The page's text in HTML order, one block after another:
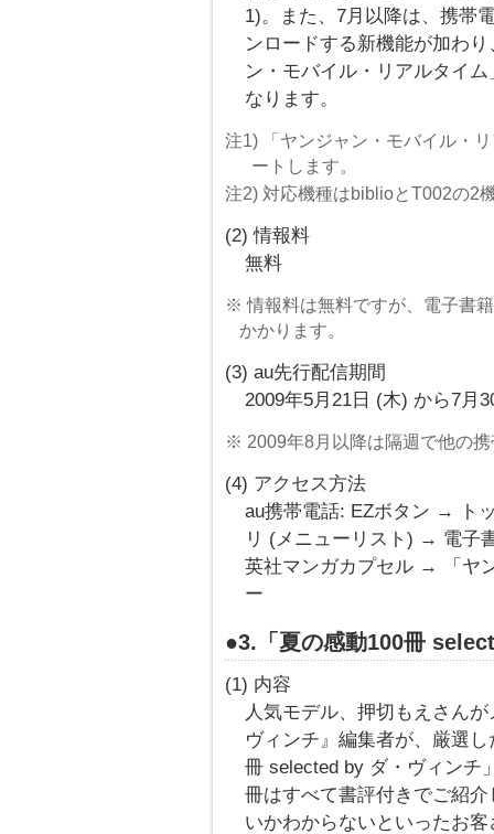
1)。また、7月以降は、携帯
ンロードする新機能が加わ
ン・モバイル・リアルタイ
なります。
注1) 「ヤンジャン・モバイル・
ートします。
注2) 対応機種はbiblioとT002の2
(2) 情報料
無料
※ 情報料は無料ですが、電子書
かかります。
(3) au先行配信期間
2009年5月21日 (木) から7月
※ 2009年8月以降は隔週で他の
(4) アクセス方法
au携帯電話: EZボタン → ト
リ (メニューリスト) → 電子
英社マンガカプセル → 「ヤ
ー
●3.「夏の感動100冊
(1) 内容
人気モデル、押切もえさん
ヴィンチ』編集者が、厳選
冊 selected by ダ・ヴィンチ
冊はすべて書評付きでご紹
いかわからないといったお